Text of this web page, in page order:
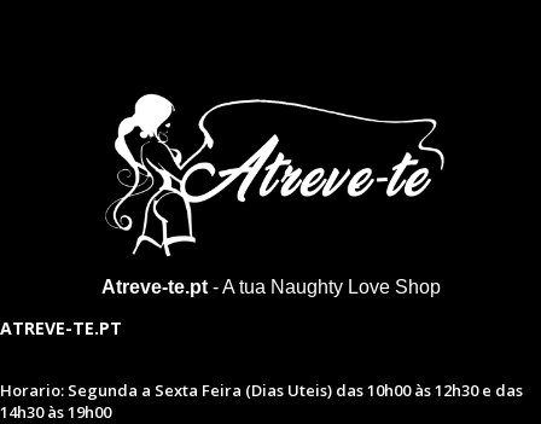
Atreve-te.pt- A tua Naughty Love Shop
ATREVE-TE.PT
Horario: Segunda a Sexta Feira (Dias Uteis) das 10h00 às 12h30 e das
14h30 às 19h00